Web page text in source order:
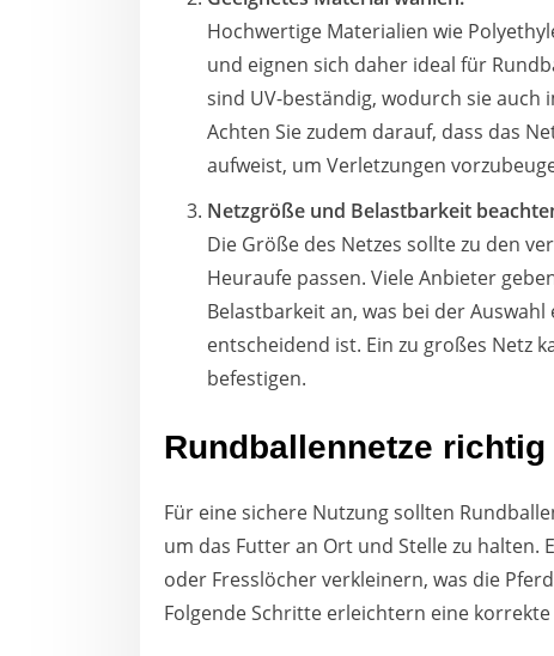
Hochwertige Materialien wie
und eignen sich daher ideal für
sind UV-beständig, wodurch sie auch
Achten Sie zudem darauf, dass das
aufweist, um Verletzungen
Netzgröße und Belastbarkeit
Die Größe des Netzes sollte zu den
Heuraufe passen. Viele Anbieter
Belastbarkeit an, was bei der
entscheidend ist. Ein zu großes Netz
befestigen.
Rundballennetze
Für eine sichere Nutzung sollten
um das Futter an Ort und Stelle zu halten.
oder Fresslöcher verkleinern, was die
Folgende Schritte erleichtern eine